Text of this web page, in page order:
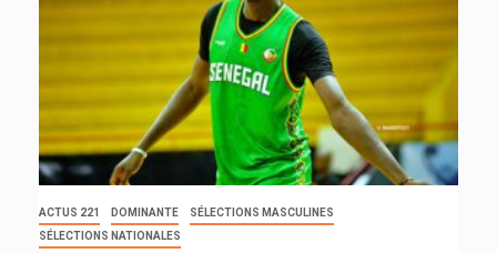
ACTUS 221 DOMINANTE
SÉLECTIONS MASCULINES
SÉLECTIONS NATIONALES